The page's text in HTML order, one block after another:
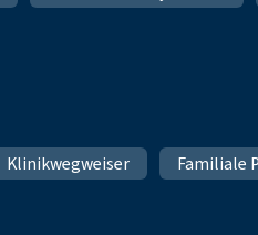
Klinikwegweiser Familiale